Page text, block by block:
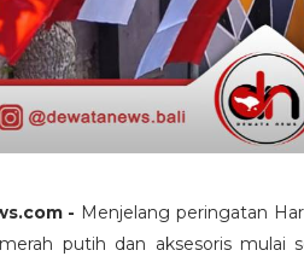
- Menjelang peringatan
putih dan aksesoris mulai